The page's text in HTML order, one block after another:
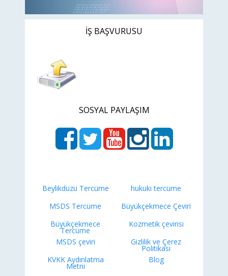
İŞ BAŞVURUSU
SOSYAL PAYLAŞIM
Beylikdüzü Tercüme
hukuki tercüme
MSDS Tercüme
Büyükçekmece Çeviri
Büyükçekmece
Tercüme
Kozmetik çevirisi
MSDS çeviri
Gizlilik ve Çerez
Politikası
KVKK Aydınlatma
Metni
Blog